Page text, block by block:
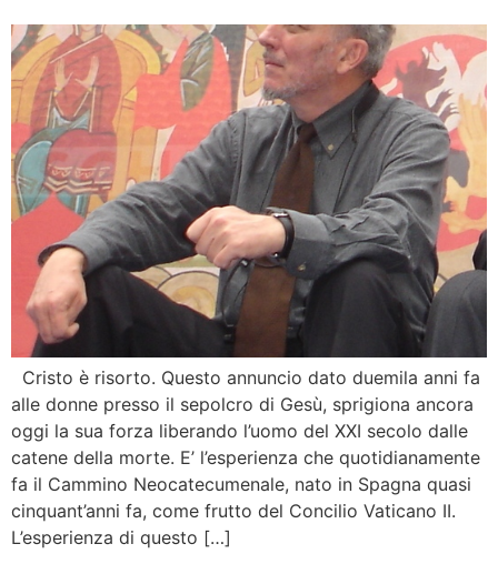
Cristo è risorto. Questo annuncio dato duemila anni fa
alle donne presso il sepolcro di Gesù, sprigiona ancora
oggi la sua forza liberando l’uomo del XXI secolo dalle
catene della morte. E’ l’esperienza che quotidianamente
fa il Cammino Neocatecumenale, nato in Spagna quasi
cinquant’anni fa, come frutto del Concilio Vaticano II.
L’esperienza di questo […]